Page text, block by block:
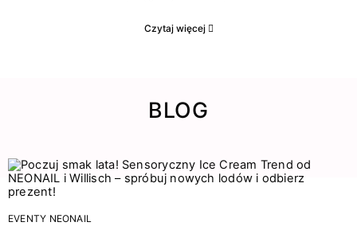
Czytaj więcej
BLOG
EVENTY NEONAIL